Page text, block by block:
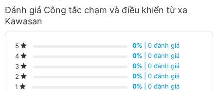
Đánh giá Công tắc chạm và điều khiển từ xa
Kawasan
5 0% | 0 đánh giá
4
0% | 0 đánh giá
3
0% | 0 đánh giá
2
0% | 0 đánh giá
1
0% | 0 đánh giá